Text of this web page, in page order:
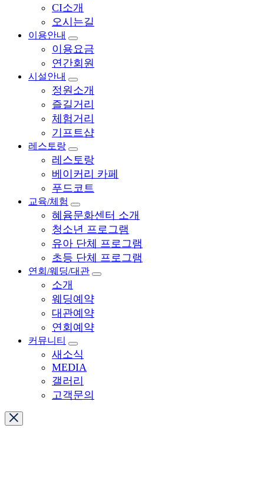
CI소개
오시는길
이용안내
이용요금
연간회원
시설안내
정원소개
즐길거리
체험거리
기프트샵
레스토랑
레스토랑
베이커리 카페
푸드코트
교육/체험
혜윰문화센터 소개
청소년 프로그램
유아 단체 프로그램
초등 단체 프로그램
연회/웨딩/대관
소개
웨딩예약
대관예약
연회예약
커뮤니티
새소식
MEDIA
갤러리
고객문의